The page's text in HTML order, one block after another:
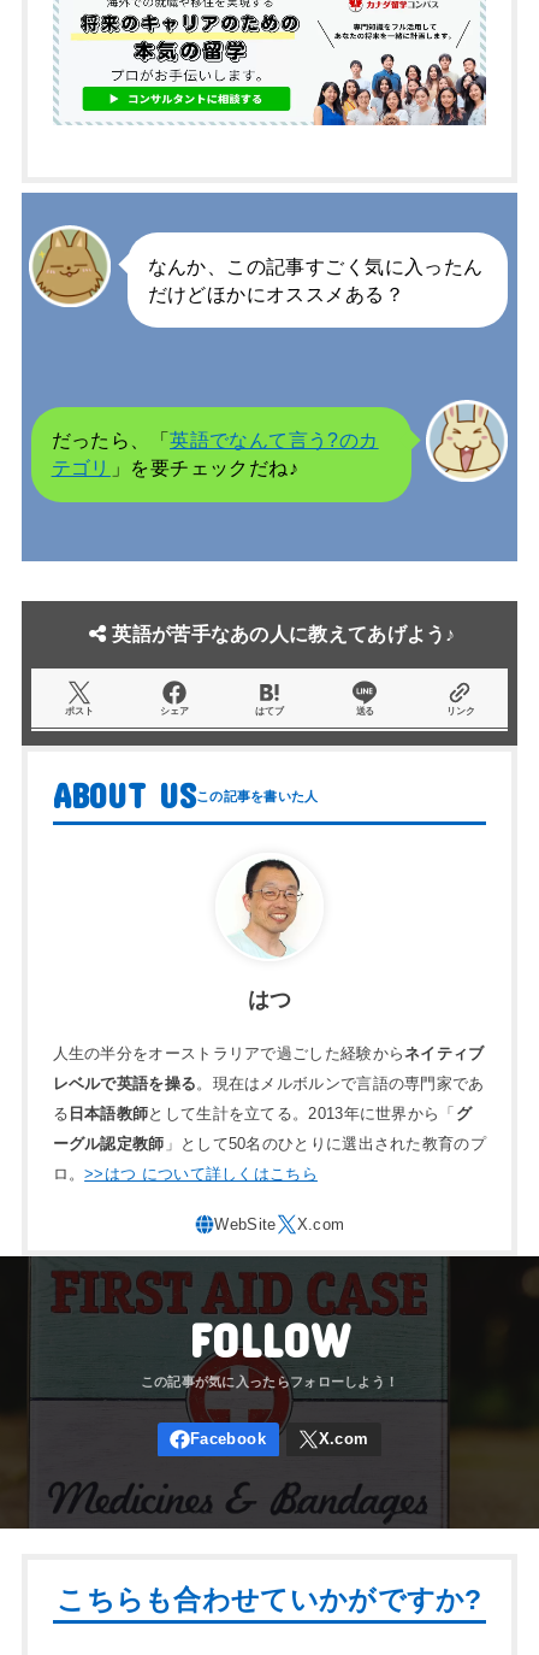
なんか、この記事すごく気に入ったん
だけどほかにオススメある？
だったら、「英語でなんて言う?のカ
テゴリ 」を要チェックだね♪
英語が苦手なあの人に教えてあげよう♪
ポスト シェア はてブ 送る リンク
ABOUT US
はつ
人生の半分をオーストラリアで過ごした経験からネイティブ
レベルで英語を操る 。現在はメルボルンで言語の専門家であ
る 日本語教師として生計を立てる。2013年に世界から「 グ
ーグル認定教師 」として50名のひとりに選出された教育のプ
ロ。>>はつ について詳しくはこちら
FOLLOW
こちらも合わせていかがですか?